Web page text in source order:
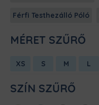
Férfi Testhezálló Póló
MÉRET SZŰRŐ
XS S M L
SZÍN SZŰRŐ